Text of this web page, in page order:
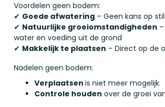
Voordelen geen bodem:
✔ Goede afwatering – Geen kans op
✔ Natuurlijke groeiomstandigheden
water en voeding uit de grond
✔ Makkelijk te plaatsen – Direct op de
Nadelen geen bodem:
Verplaatsen is niet meer mogelijk
Controle houden over de groei